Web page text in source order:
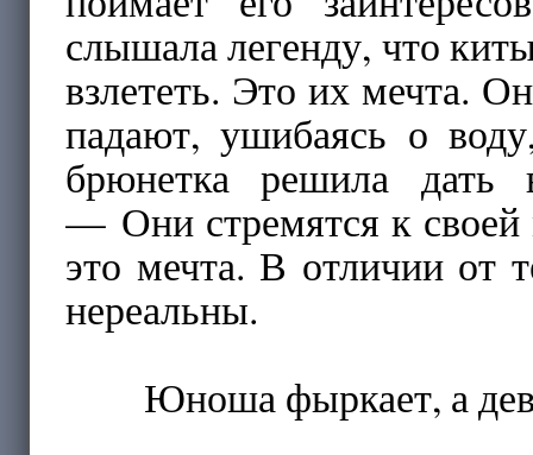
слышала легенду, что
взлететь. Это их мечта.
падают, ушибаясь о
брюнетка решила дать
— Они стремятся к
это мечта. В отличии от
нереальны.
Юноша фыркает, а